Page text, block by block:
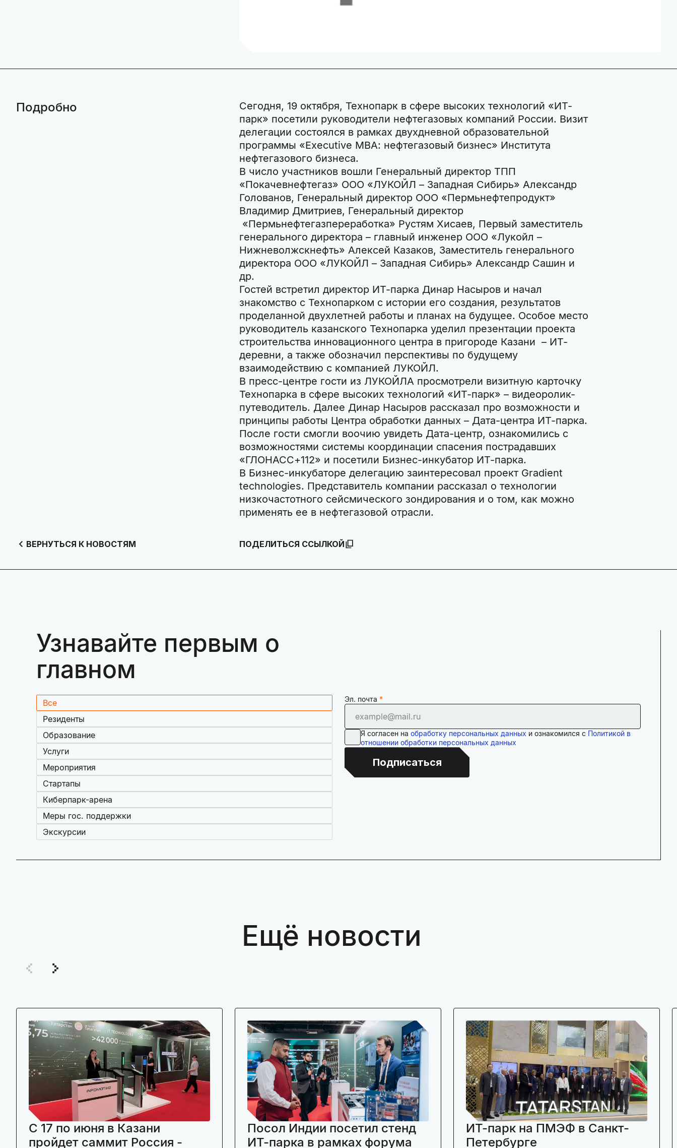
Подробно
Сегодня, 19 октября, Технопарк в сфере высоких технологий «ИТ-
парк» посетили руководители нефтегазовых компаний России. Визит
делегации состоялся в рамках двухдневной образовательной
программы «Executive MBA: нефтегазовый бизнес» Института
нефтегазового бизнеса.
В число участников вошли Генеральный директор ТПП
«Покачевнефтегаз» ООО «ЛУКОЙЛ – Западная Сибирь» Александр
Голованов, Генеральный директор ООО «Пермьнефтепродукт»
Владимир Дмитриев, Генеральный директор
«Пермьнефтегазпереработка» Рустям Хисаев, Первый заместитель
генерального директора – главный инженер ООО «Лукойл –
Нижневолжскнефть» Алексей Казаков, Заместитель генерального
директора ООО «ЛУКОЙЛ – Западная Сибирь» Александр Сашин и
др.
Гостей встретил директор ИТ-парка Динар Насыров и начал
знакомство с Технопарком с истории его создания, результатов
проделанной двухлетней работы и планах на будущее. Особое место
руководитель казанского Технопарка уделил презентации проекта
строительства инновационного центра в пригороде Казани – ИТ-
деревни, а также обозначил перспективы по будущему
взаимодействию с компанией ЛУКОЙЛ.
В пресс-центре гости из ЛУКОЙЛА просмотрели визитную карточку
Технопарка в сфере высоких технологий «ИТ-парк» – видеоролик-
путеводитель. Далее Динар Насыров рассказал про возможности и
принципы работы Центра обработки данных – Дата-центра ИТ-парка.
После гости смогли воочию увидеть Дата-центр, ознакомились с
возможностями системы координации спасения пострадавших
«ГЛОНАСС+112» и посетили Бизнес-инкубатор ИТ-парка.
В Бизнес-инкубаторе делегацию заинтересовал проект Gradient
technologies. Представитель компании рассказал о технологии
низкочастотного сейсмического зондирования и о том, как можно
применять ее в нефтегазовой отрасли.
ВЕРНУТЬСЯ К НОВОСТЯМ ПОДЕЛИТЬСЯ ССЫЛКОЙ
Узнавайте первым о
главном
Все
Резиденты
Образование
Услуги
Мероприятия
Стартапы
Киберпарк-арена
Меры гос. поддержки
Экскурсии
Эл. почта
Я согласен на обработку персональных данных и ознакомился с Политикой в
отношении обработки персональных данных
Подписаться
Ещё новости
C 17 по июня в Казани
пройдет саммит Россия -
Посол Индии посетил стенд
ИТ-парка в рамках форума
ИТ-парк на ПМЭФ в Санкт-
Петербурге